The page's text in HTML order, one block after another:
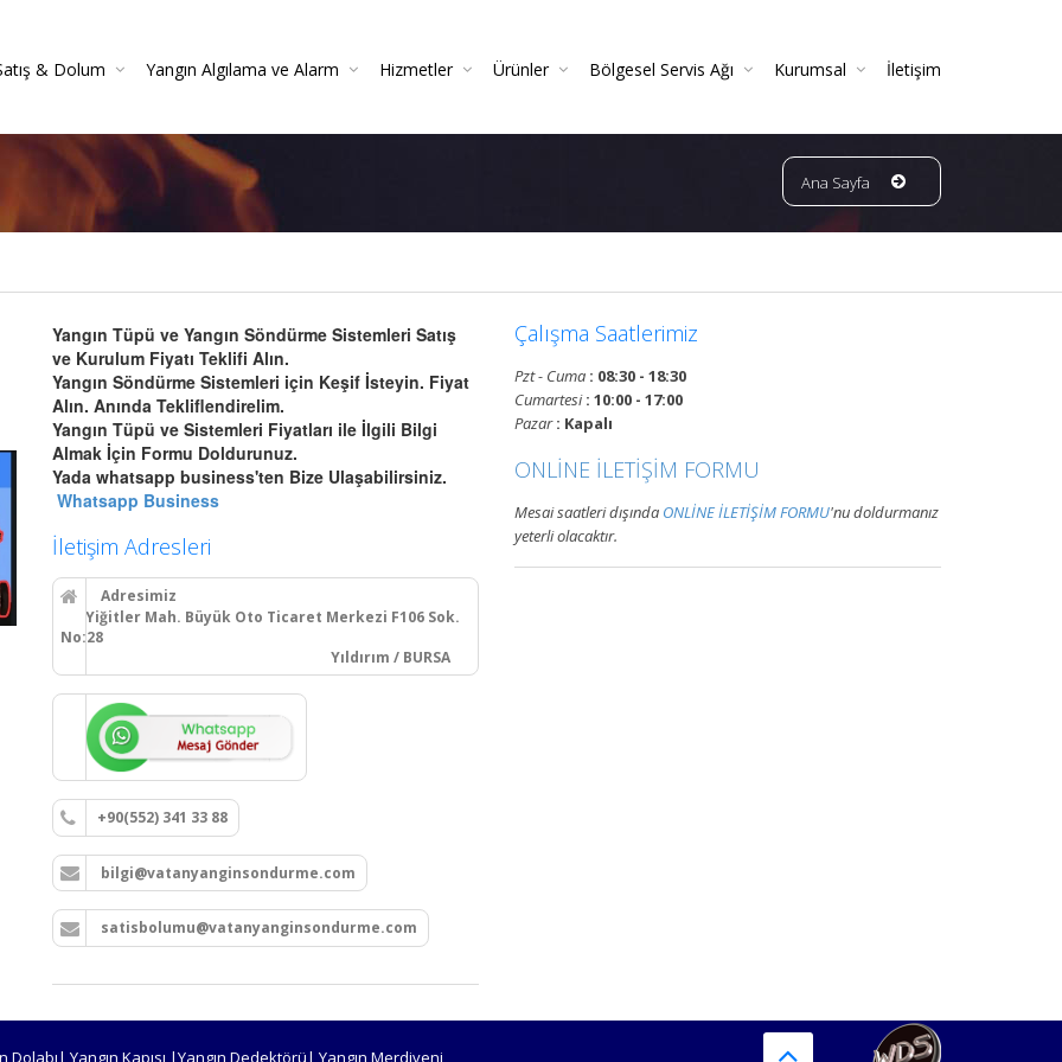
& Dolum Yangın Algılama ve Alarm Hizmetler Ürünler Bölgesel Servis Ağı Kurumsal İletişim
Ana Sayfa
Yangın Tüpü ve Yangın Söndürme Sistemleri Satış
ve Kurulum Fiyatı Teklifi Alın.
Yangın Söndürme Sistemleri için Keşif İsteyin. Fiyat
Alın. Anında Tekliflendirelim.
Yangın Tüpü ve Sistemleri Fiyatları ile İlgili Bilgi
Almak İçin Formu Doldurunuz.
Yada whatsapp business'ten Bize Ulaşabilirsiniz.
Whatsapp Business
İletişim Adresleri
Adresimiz
Yiğitler Mah. Büyük Oto Ticaret Merkezi F106 Sok.
No:28
Yıldırım / BURSA
+90(552) 341 33 88
bilgi@vatanyanginsondurme.com
satisbolumu@vatanyanginsondurme.com
Çalışma Saatlerimiz
Pzt - Cuma : 08:30 - 18:30
Cumartesi: 10:00 - 17:00
Pazar: Kapalı
ONLİNE İLETİŞİM FORMU
Mesai saatleri dışında ONLİNE İLETİŞİM FORMU'nu doldurmanız
yeterli olacaktır.
Yangın Kapısı |Yangın Dedektörü| Yangın Merdiveni